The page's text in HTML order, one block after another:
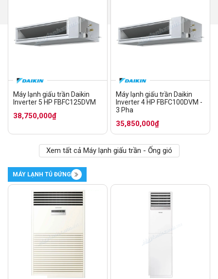
Máy lạnh giấu trần Daikin
Inverter 5 HP FBFC125DVM
38,750,000₫
Máy lạnh giấu trần Daikin
Inverter 4 HP FBFC100DVM -
3 Pha
35,850,000₫
Xem tất cả Máy lạnh giấu trần - Ống gió
MÁY LẠNH TỦ ĐỨNG